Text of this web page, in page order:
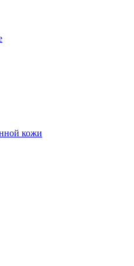
кожи